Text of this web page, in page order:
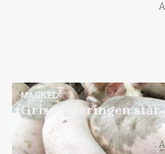
MARKED
Grisenoteringen står